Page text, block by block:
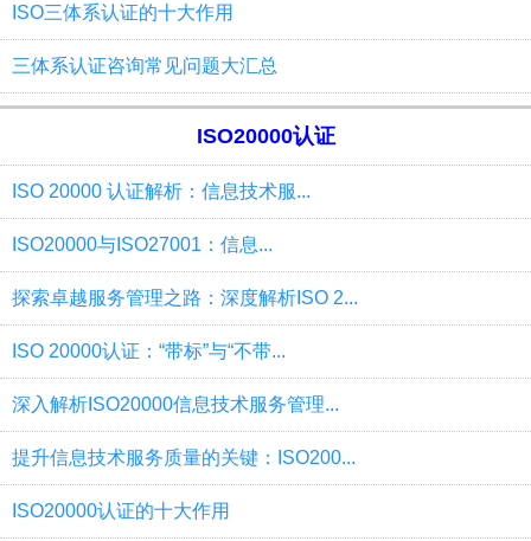
ISO三体系认证的十大作用
三体系认证咨询常见问题大汇总
ISO20000认证
ISO 20000 认证解析：信息技术服...
ISO20000与ISO27001：信息...
探索卓越服务管理之路：深度解析ISO 2...
ISO 20000认证：“带标”与“不带...
深入解析ISO20000信息技术服务管理...
提升信息技术服务质量的关键：ISO200...
ISO20000认证的十大作用